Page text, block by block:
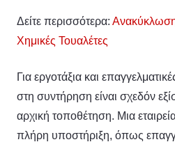
Δείτε περισσότερα: Ανακύκλωση
Χημικές Τουαλέτες
Για εργοτάξια και
στη συντήρηση είναι σχεδόν
αρχική τοποθέτηση. Μια
πλήρη υποστήριξη, όπως